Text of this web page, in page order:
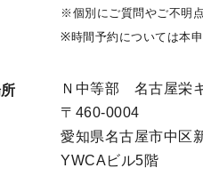
※個別にご質問やご不明
※時間予約については本
Ｎ中等部 名古屋栄
〒460-0004
愛知県名古屋市中区
YWCAビル5階